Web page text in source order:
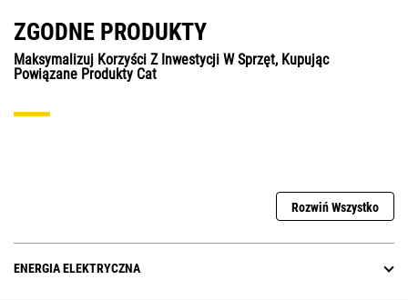
ZGODNE PRODUKTY
Maksymalizuj Korzyści Z Inwestycji W Sprzęt, Kupując
Powiązane Produkty Cat
Rozwiń Wszystko
ENERGIA ELEKTRYCZNA